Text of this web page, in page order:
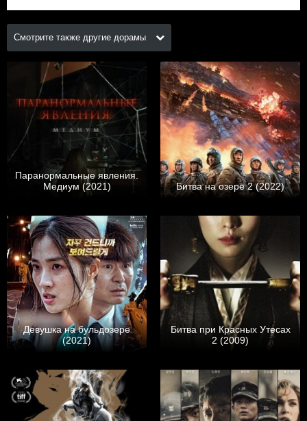
Смотрите также другие дорамы
Паранормальные явления.
Медиум (2021)
Битва на озере 2 (2022)
Девушка на бульдозере
(2021)
Битва при Красных Утесах
2 (2009)